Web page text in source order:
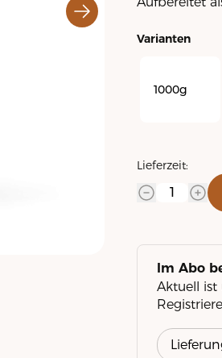
Varianten
1000g
Lieferzeit:
Im Abo
Aktuell ist